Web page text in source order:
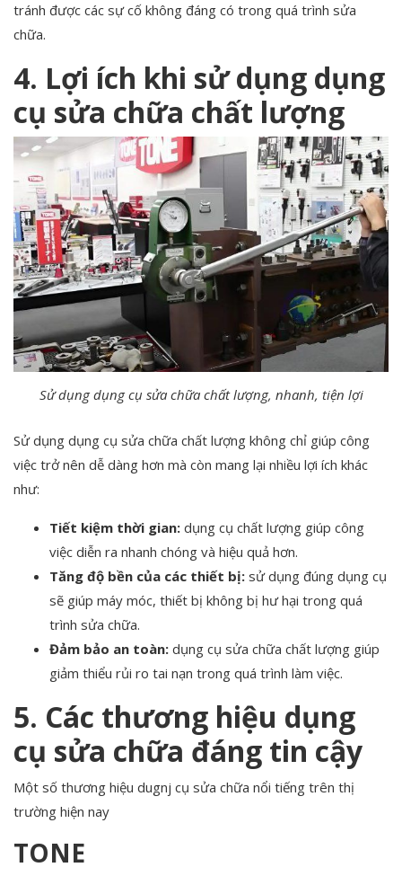
tránh được các sự cố không đáng có trong quá trình sửa
chữa.
4. Lợi ích khi sử dụng dụng
cụ sửa chữa chất lượng
Sử dụng dụng cụ sửa chữa chất lượng, nhanh, tiện lợi
Sử dụng dụng cụ sửa chữa chất lượng không chỉ giúp công
việc trở nên dễ dàng hơn mà còn mang lại nhiều lợi ích khác
như:
Tiết kiệm thời gian: dụng cụ chất lượng giúp công
việc diễn ra nhanh chóng và hiệu quả hơn.
Tăng độ bền của các thiết bị: sử dụng đúng dụng cụ
sẽ giúp máy móc, thiết bị không bị hư hại trong quá
trình sửa chữa.
Đảm bảo an toàn: dụng cụ sửa chữa chất lượng giúp
giảm thiểu rủi ro tai nạn trong quá trình làm việc.
5. Các thương hiệu dụng
cụ sửa chữa đáng tin cậy
Một số thương hiệu dugnj cụ sửa chữa nổi tiếng trên thị
trường hiện nay
TONE